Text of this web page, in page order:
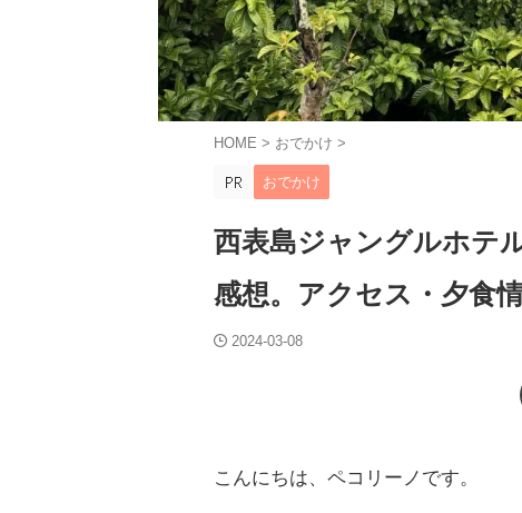
HOME > おでかけ >
おでかけ
西表島ジャングルホテ
感想。アクセス・夕食
2024-03-08
こんにちは、ペコリーノです。